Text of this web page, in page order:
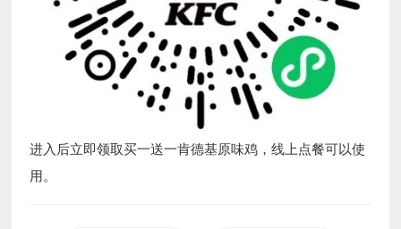
进入后立即领取买一送一肯德基原味鸡，线上点餐可以使
用。